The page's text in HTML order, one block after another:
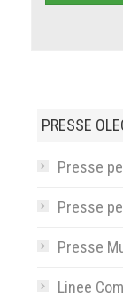
PRESSE
Presse
Presse
Presse
Linee